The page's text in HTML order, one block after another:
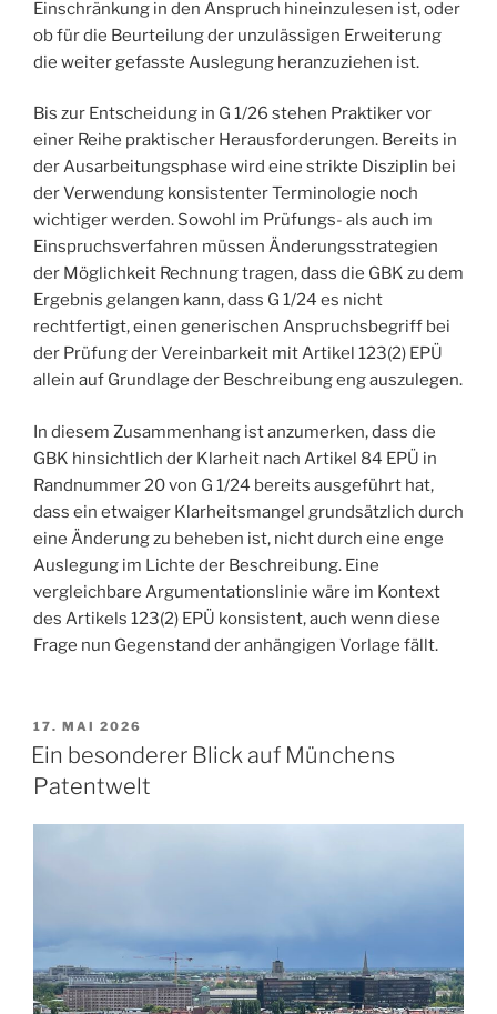
Einschränkung in den Anspruch hineinzulesen ist, oder
ob für die Beurteilung der unzulässigen Erweiterung
die weiter gefasste Auslegung heranzuziehen ist.
Bis zur Entscheidung in G 1/26 stehen Praktiker vor
einer Reihe praktischer Herausforderungen. Bereits in
der Ausarbeitungsphase wird eine strikte Disziplin bei
der Verwendung konsistenter Terminologie noch
wichtiger werden. Sowohl im Prüfungs- als auch im
Einspruchsverfahren müssen Änderungsstrategien
der Möglichkeit Rechnung tragen, dass die GBK zu dem
Ergebnis gelangen kann, dass G 1/24 es nicht
rechtfertigt, einen generischen Anspruchsbegriff bei
der Prüfung der Vereinbarkeit mit Artikel 123(2) EPÜ
allein auf Grundlage der Beschreibung eng auszulegen.
In diesem Zusammenhang ist anzumerken, dass die
GBK hinsichtlich der Klarheit nach Artikel 84 EPÜ in
Randnummer 20 von G 1/24 bereits ausgeführt hat,
dass ein etwaiger Klarheitsmangel grundsätzlich durch
eine Änderung zu beheben ist, nicht durch eine enge
Auslegung im Lichte der Beschreibung. Eine
vergleichbare Argumentationslinie wäre im Kontext
des Artikels 123(2) EPÜ konsistent, auch wenn diese
Frage nun Gegenstand der anhängigen Vorlage fällt.
VERÖFFENTLICHT
AM
17. MAI 2026
Ein besonderer Blick auf Münchens
Patentwelt